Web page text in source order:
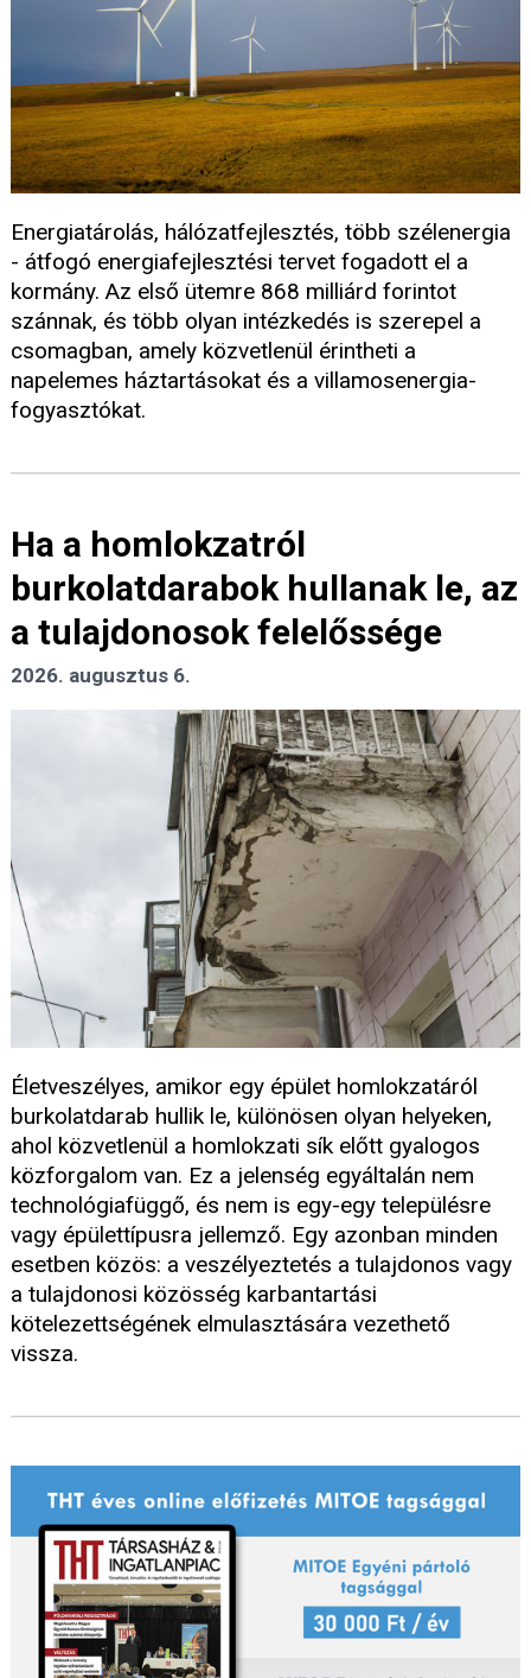
Energiatárolás, hálózatfejlesztés, több szélenergia
- átfogó energiafejlesztési tervet fogadott el a
kormány. Az első ütemre 868 milliárd forintot
szánnak, és több olyan intézkedés is szerepel a
csomagban, amely közvetlenül érintheti a
napelemes háztartásokat és a villamosenergia-
fogyasztókat.
Ha a homlokzatról
burkolatdarabok hullanak le, az
a tulajdonosok felelőssége
2026. augusztus 6.
Életveszélyes, amikor egy épület homlokzatáról
burkolatdarab hullik le, különösen olyan helyeken,
ahol közvetlenül a homlokzati sík előtt gyalogos
közforgalom van. Ez a jelenség egyáltalán nem
technológiafüggő, és nem is egy-egy településre
vagy épülettípusra jellemző. Egy azonban minden
esetben közös: a veszélyeztetés a tulajdonos vagy
a tulajdonosi közösség karbantartási
kötelezettségének elmulasztására vezethető
vissza.